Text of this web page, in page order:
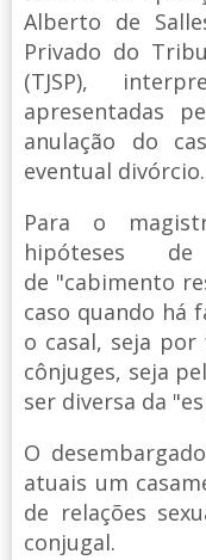
Alberto de
Privado do
(TJSP),
apresentadas
anulação do
eventual divórcio.
Para o
hipóteses
de "cabimento
caso quando há
o casal, seja
cônjuges, seja
ser diversa da
O
atuais um
de relações
conjugal.